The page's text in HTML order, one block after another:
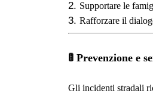
Supportare le
Rafforzare il
🚦Prevenzione e
Gli incidenti stradali